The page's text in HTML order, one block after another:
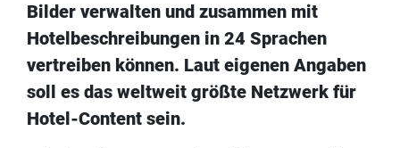
Bilder verwalten und zusammen mit
Hotelbeschreibungen in 24 Sprachen
vertreiben können. Laut eigenen Angaben
soll es das weltweit größte Netzwerk für
Hotel-Content sein.